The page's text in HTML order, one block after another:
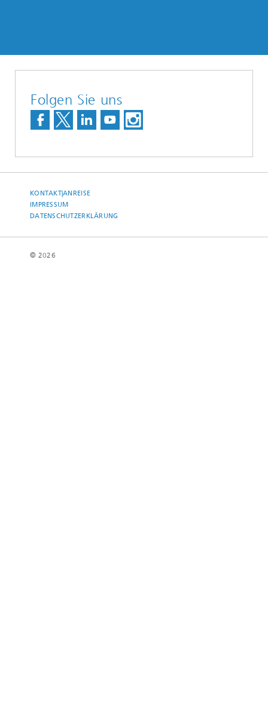
Folgen Sie uns
KONTAKT|ANREISE
IMPRESSUM
DATENSCHUTZERKLÄRUNG
© 2026